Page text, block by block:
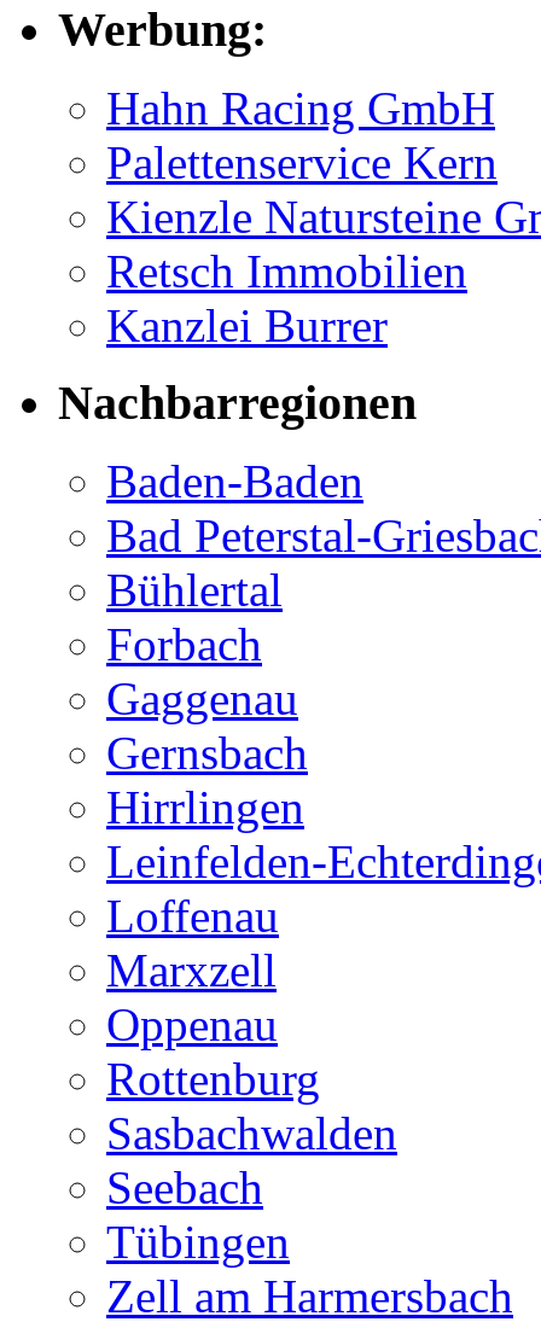
Werbung:
Hahn Racing GmbH
Palettenservice Kern
Kienzle Natursteine
Retsch Immobilien
Kanzlei Burrer
Nachbarregionen
Baden-Baden
Bad Peterstal-
Bühlertal
Forbach
Gaggenau
Gernsbach
Hirrlingen
Leinfelden-
Loffenau
Marxzell
Oppenau
Rottenburg
Sasbachwalden
Seebach
Tübingen
Zell am Harmersbach